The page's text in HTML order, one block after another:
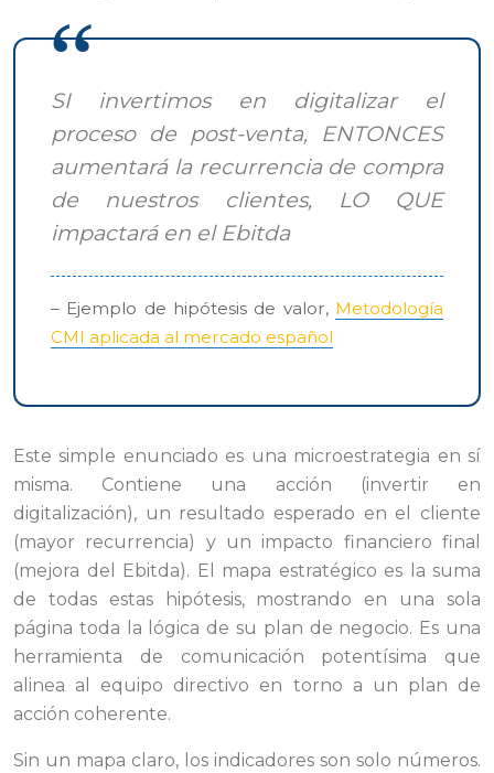
SI invertimos en digitalizar el
proceso de post-venta, ENTONCES
aumentará la recurrencia de compra
de nuestros clientes, LO QUE
impactará en el Ebitda
– Ejemplo de hipótesis de valor, Metodología
CMI aplicada al mercado español
Este simple enunciado es una microestrategia en sí
misma. Contiene una acción (invertir en
digitalización), un resultado esperado en el cliente
(mayor recurrencia) y un impacto financiero final
(mejora del Ebitda). El mapa estratégico es la suma
de todas estas hipótesis, mostrando en una sola
página toda la lógica de su plan de negocio. Es una
herramienta de comunicación potentísima que
alinea al equipo directivo en torno a un plan de
acción coherente.
Sin un mapa claro, los indicadores son solo números.